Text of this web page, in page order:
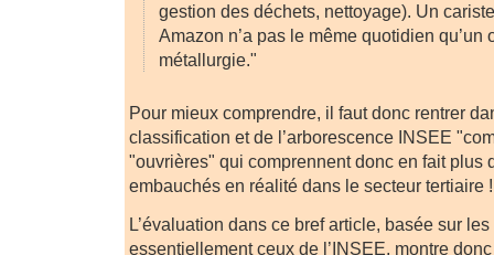
gestion des déchets, nettoyage). Un
Amazon n’a pas le même quotidien qu’un
métallurgie."
Pour mieux comprendre, il faut donc rentrer
classification et de l’arborescence INSEE
"ouvrières" qui comprennent donc en fait plus
embauchés en réalité dans le secteur tertiaire !
L’évaluation dans ce bref article, basée sur
essentiellement ceux de l’INSEE, montre